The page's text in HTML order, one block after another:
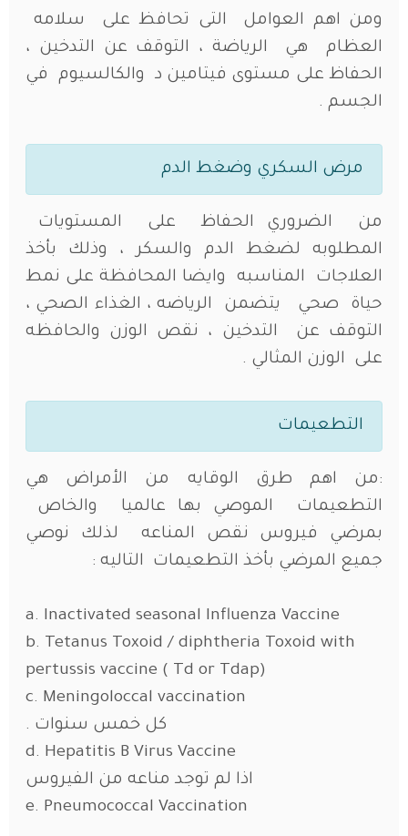
ومن اهم العوامل التى تحافظ على سلامه
العظام هي الرياضة ، التوقف عن التدخين ،
الحفاظ على مستوى فيتامين د والكالسيوم في
الجسم .
مرض السكري وضغط الدم
من الضروري الحفاظ على المستويات
المطلوبه لضغط الدم والسكر ، وذلك بأخذ
العلاجات المناسبه وايضا المحافظة على نمط
حياة صحي يتضمن الرياضه ، الغذاء الصحي ،
التوقف عن التدخين ، نقص الوزن والحافظه
على الوزن المثالي .
التطعيمات
:من اهم طرق الوقايه من الأمراض هي
التطعيمات الموصي بها عالميا والخاص
بمرضي فيروس نقص المناعه لذلك نوصي
جميع المرضي بأخذ التطعيمات التاليه :
a. Inactivated seasonal Influenza Vaccine
b. Tetanus Toxoid / diphtheria Toxoid with
pertussis vaccine ( Td or Tdap)
c. Meningoloccal vaccination
كل خمس سنوات .
d. Hepatitis B Virus Vaccine
اذا لم توجد مناعه من الفيروس
e. Pneumococcal Vaccination